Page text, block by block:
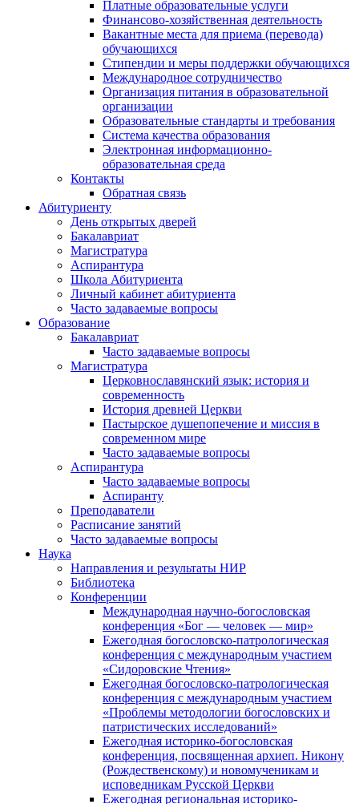
Платные образовательные услуги
Финансово-хозяйственная деятельность
Вакантные места для приема (перевода)
обучающихся
Стипендии и меры поддержки обучающихся
Международное сотрудничество
Организация питания в образовательной
организации
Образовательные стандарты и требования
Система качества образования
Электронная информационно-
образовательная среда
Контакты
Обратная связь
Абитуриенту
День открытых дверей
Бакалавриат
Магистратура
Аспирантура
Школа Абитуриента
Личный кабинет абитуриента
Часто задаваемые вопросы
Образование
Бакалавриат
Часто задаваемые вопросы
Магистратура
Церковнославянский язык: история и
современность
История древней Церкви
Пастырское душепопечение и миссия в
современном мире
Часто задаваемые вопросы
Аспирантура
Часто задаваемые вопросы
Аспиранту
Преподаватели
Расписание занятий
Часто задаваемые вопросы
Наука
Направления и результаты НИР
Библиотека
Конференции
Международная научно-богословская
конференция «Бог — человек — мир»
Ежегодная богословско-патрологическая
конференция с международным участием
«Сидоровские Чтения»
Ежегодная богословско-патрологическая
конференция с международным участием
«Проблемы методологии богословских и
патристических исследований»
Ежегодная историко-богословская
конференция, посвященная архиеп. Никону
(Рождественскому) и новомученикам и
исповедникам Русской Церкви
Ежегодная региональная историко-